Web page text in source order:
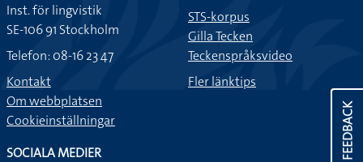
FEEDBACK
Inst. för lingvistik
SE-106 91 Stockholm
Telefon: 08-16 23 47
Kontakt
Om webbplatsen
Cookieinställningar
STS-korpus
Gilla Tecken
Teckenspråksvideo
Fler länktips
SOCIALA MEDIER